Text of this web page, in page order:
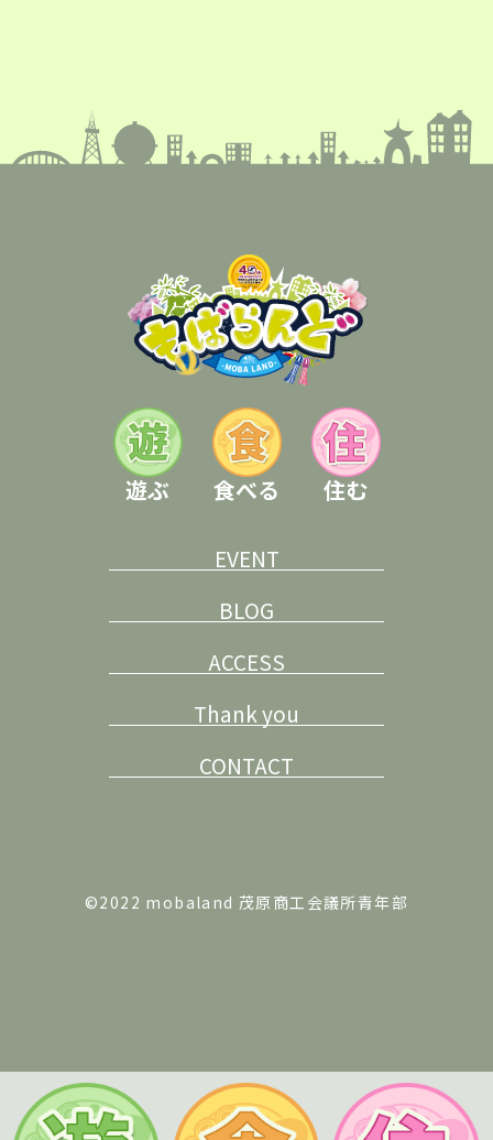
遊ぶ 食べる 住む
EVENT
BLOG
ACCESS
Thank you
CONTACT
©2022 mobaland 茂原商工会議所青年部